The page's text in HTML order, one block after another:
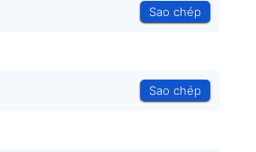
Sao chép
Sao chép